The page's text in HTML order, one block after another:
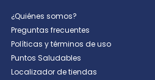
¿Quiénes somos?
Preguntas frecuentes
Políticas y términos de uso
Puntos Saludables
Localizador de tiendas